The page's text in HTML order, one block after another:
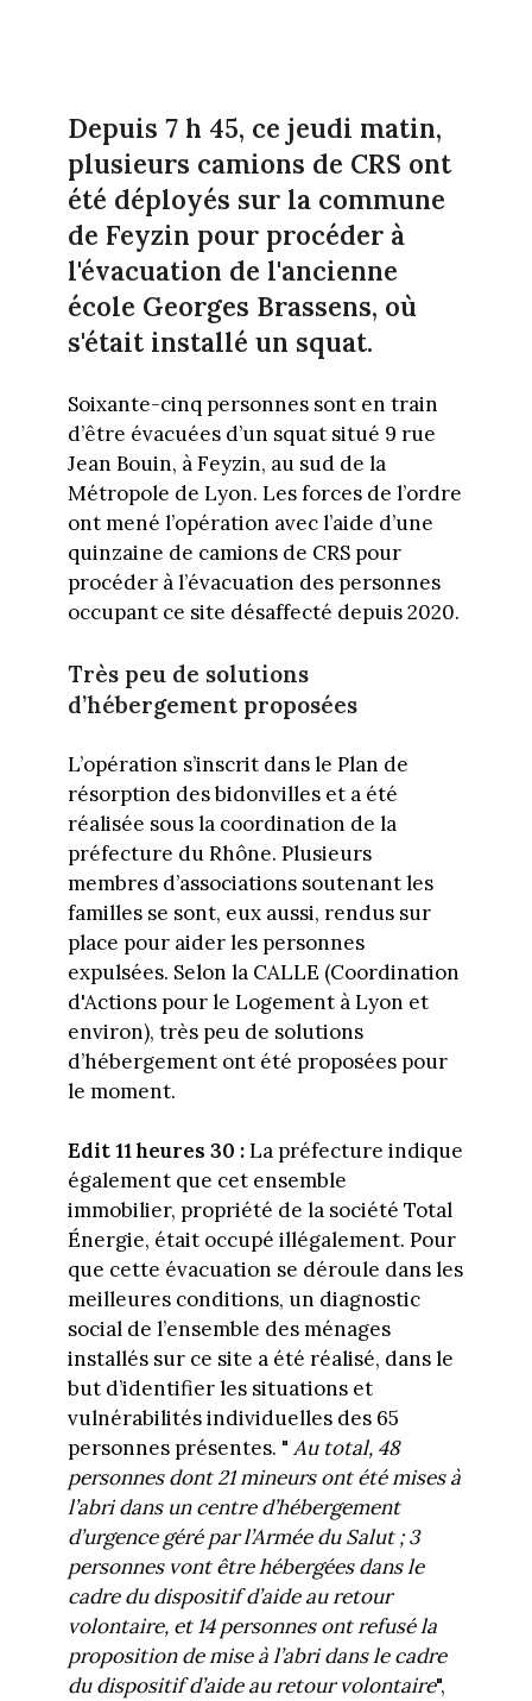
Depuis 7 h 45, ce jeudi matin,
plusieurs camions de CRS ont
été déployés sur la commune
de Feyzin pour procéder à
l'évacuation de l'ancienne
école Georges Brassens, où
s'était installé un squat.
Soixante-cinq personnes sont en train
d’être évacuées d’un squat situé 9 rue
Jean Bouin, àFeyzin, au sud de la
Métropole de Lyon. Les forces de l’ordre
ont mené l’opération avec l’aide d’une
quinzaine de camions de CRS pour
procéder à l’évacuation des personnes
occupant ce site désaffecté depuis 2020.
Très peu de solutions
d’hébergement proposées
L’opération s’inscrit dans le Plan de
résorption des bidonvilles et a été
réalisée sous la coordination de la
préfecture du Rhône. Plusieurs
membres d’associations soutenant les
familles se sont, eux aussi, rendus sur
place pour aider les personnes
expulsées. Selon la CALLE (Coordination
d'Actions pour le Logement à Lyon et
environ), très peu de solutions
d’hébergement ont été proposées pour
le moment.
Edit 11 heures 30 :La préfecture indique
également que cet ensemble
immobilier, propriété de la société Total
Énergie, était occupé illégalement. Pour
que cette évacuation se déroule dans les
meilleures conditions, un diagnostic
social de l’ensemble des ménages
installés sur ce site a été réalisé, dans le
but d’identifier les situations et
vulnérabilités individuelles des 65
personnes présentes. " Au total, 48
personnes dont 21 mineurs ont été mises à
l’abri dans un centre d’hébergement
d’urgence géré par l’Armée du Salut ; 3
personnes vont être hébergées dans le
cadre du dispositif d’aide au retour
volontaire, et 14 personnes ont refusé la
proposition de mise à l’abri dans le cadre
du dispositif d’aide au retour volontaire",